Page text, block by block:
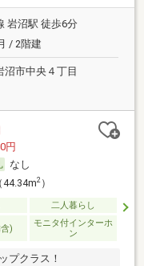
岩沼駅 徒歩6分
/ 2階建
沼市中央４丁目
円
なし
44.34m2）
二人暮らし
)
モニタ付インターホ
ン
プクラス！